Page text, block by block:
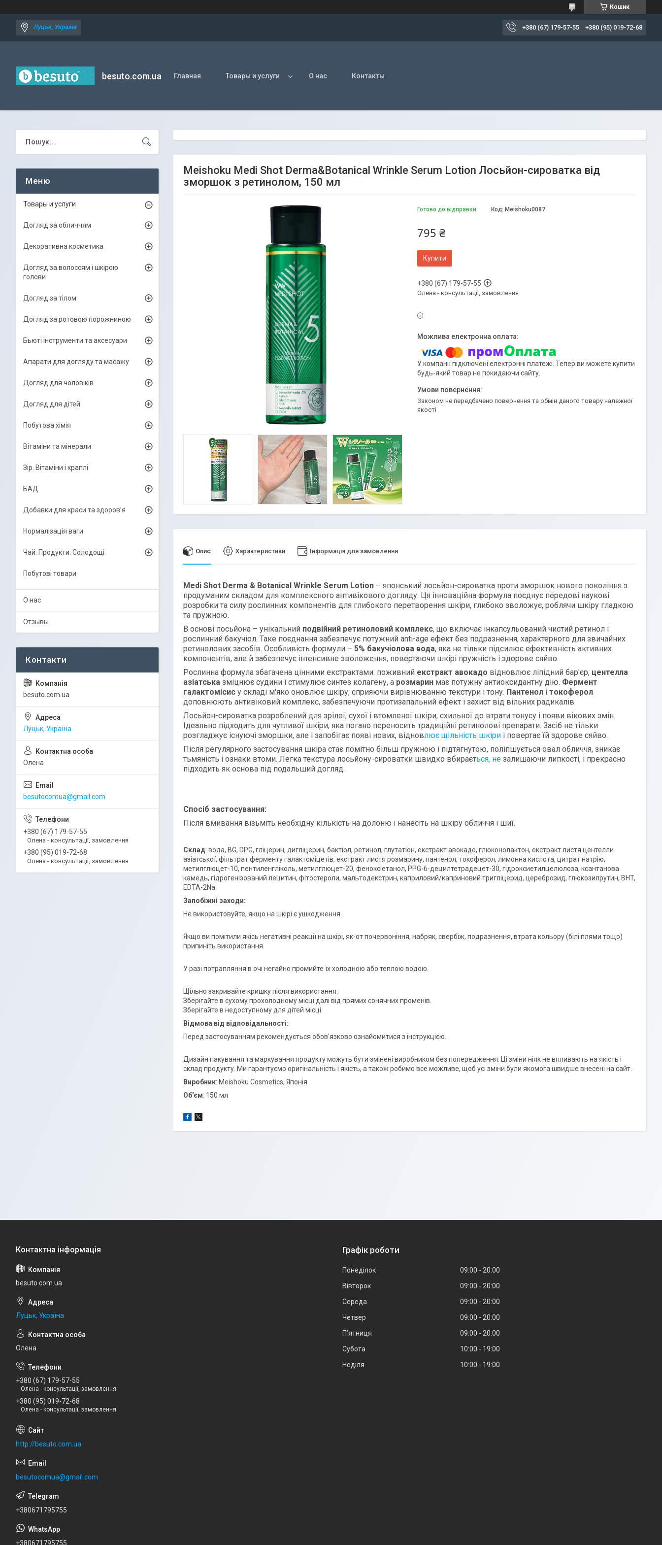
Кошик
Луцьк, Україна +380 (67) 179-57-55 +380 (95) 019-72-68
besuto.com.ua Главная Товары и услуги О нас Контакты
Meishoku Medi Shot Derma&Botanical Wrinkle Serum Lotion Лосьйон-сироватка від
зморшок з ретинолом, 150 мл
Готово до відправки Код: Meishoku0087
795 ₴
Купити
+380 (67) 179-57-55
Олена - консультації, замовлення
У компанії підключені електронні платежі. Тепер ви можете купити
будь-який товар не покидаючи сайту.
Законом не передбачено повернення та обмін даного товару належної
якості
Опис Характеристики Інформація для замовлення
Medi Shot Derma & Botanical Wrinkle Serum Lotion – японський лосьйон-сироватка проти зморшок нового покоління з
продуманим складом для комплексного антивікового догляду. Ця інноваційна формула поєднує передові наукові
розробки та силу рослинних компонентів для глибокого перетворення шкіри, глибоко зволожує, роблячи шкіру гладкою
та пружною.
В основі лосьйона – унікальний подвійний ретиноловий комплекс, що включає інкапсульований чистий ретинол і
рослинний бакучіол. Таке поєднання забезпечує потужний anti-age ефект без подразнення, характерного для звичайних
ретинолових засобів. Особливість формули – 5% бакучіолова вода, яка не тільки підсилює ефективність активних
компонентів, але й забезпечує інтенсивне зволоження, повертаючи шкірі пружність і здорове сяйво.
Рослинна формула збагачена цінними екстрактами: поживний екстракт авокадо відновлює ліпідний бар'єр, центелла
азіатська зміцнює судини і стимулює синтез колагену, а розмарин має потужну антиоксидантну дію. Фермент
галактомісис у складі м'яко оновлює шкіру, сприяючи вирівнюванню текстури і тону. Пантенол і токоферол
доповнюють антивіковий комплекс, забезпечуючи протизапальний ефект і захист від вільних радикалів.
Лосьйон-сироватка розроблений для зрілої, сухої і втомленої шкіри, схильної до втрати тонусу і появи вікових змін.
Ідеально підходить для чутливої шкіри, яка погано переносить традиційні ретинолові препарати. Засіб не тільки
розгладжує існуючі зморшки, але і запобігає появі нових, відновлює щільність шкіри і повертає їй здорове сяйво.
Після регулярного застосування шкіра стає помітно більш пружною і підтягнутою, поліпшується овал обличчя, зникає
тьмяність і ознаки втоми. Легка текстура лосьйону-сироватки швидко вбирається, не залишаючи липкості, і прекрасно
підходить як основа під подальший догляд.
Спосіб застосування:
Після вмивання візьміть необхідну кількість на долоню і нанесіть на шкіру обличчя і шиї.
Склад: вода, BG, DPG, гліцерин, дигліцерин, бактіол, ретинол, глутатіон, екстракт авокадо, глюконолактон, екстракт листя центелли
азіатської, фільтрат ферменту галактоміцетів, екстракт листя розмарину, пантенол, токоферол, лимонна кислота, цитрат натрію,
метилглюцет-10, пентиленгліколь, метилглюцет-20, феноксіетанол, PPG-6-децилтетрадецет-30, гідроксиетилцелюлоза, ксантанова
камедь, гідрогенізований лецитин, фітостероли, мальтодекстрин, каприловий/каприновий тригліцерид, цереброзид, глюкозилрутин, BHT,
EDTA-2Na
Запобіжні заходи:
Не використовуйте, якщо на шкірі є ушкодження.
Якщо ви помітили якісь негативні реакції на шкірі, як-от почервоніння, набряк, свербіж, подразнення, втрата кольору (білі плями тощо)
припиніть використання.
У разі потрапляння в очі негайно промийте їх холодною або теплою водою.
Щільно закривайте кришку після використання.
Зберігайте в сухому прохолодному місці далі від прямих сонячних променів.
Зберігайте в недоступному для дітей місці.
Відмова від відповідальності:
Перед застосуванням рекомендується обов'язково ознайомитися з інструкцією.
Дизайн пакування та маркування продукту можуть бути змінені виробником без попередження. Ці зміни ніяк не впливають на якість і
склад продукту. Ми гарантуємо оригінальність і якість, а також робимо все можливе, щоб усі зміни були якомога швидше внесені на сайт.
Виробник: Meishoku Cosmetics, Японія
Об'єм: 150 мл
Товары и услуги
Догляд за обличчям
Декоративна косметика
Догляд за волоссям і шкірою
голови
Догляд за тілом
Догляд за ротовою порожниною
Бьюті інструменти та аксесуари
Апарати для догляду та масажу
Догляд для чоловіків.
Догляд для дітей
Побутова хімія
Вітаміни та мінерали
Зір. Вітаміни і краплі
БАД
Добавки для краси та здоров’я
Нормалізація ваги
Чай. Продукти. Солодощі.
Побутові товари
О нас
Отзывы
besuto.com.ua
Луцьк, Україна
Олена
besutocomua@gmail.com
+380 (67) 179-57-55
Олена - консультації, замовлення
+380 (95) 019-72-68
Олена - консультації, замовлення
besuto.com.ua
Луцьк, Україна
Олена
+380 (67) 179-57-55
Олена - консультації, замовлення
+380 (95) 019-72-68
Олена - консультації, замовлення
http://besuto.com.ua
besutocomua@gmail.com
+380671795755
+380671795755
Графік роботи
Понеділок 09:00
20:00
Вівторок
09:00
20:00
Середа
09:00
20:00
Четвер
09:00
20:00
Пʼятниця
09:00
20:00
Субота
10:00
19:00
Неділя
10:00 19:00